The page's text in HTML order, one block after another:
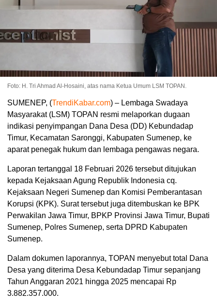
Foto: H. Tri Ahmad Al-Hosaini, atas nama Ketua Umum LSM TOPAN.
SUMENEP, (TrendiKabar.com) – Lembaga Swadaya
Masyarakat (LSM) TOPAN resmi melaporkan dugaan
indikasi penyimpangan Dana Desa (DD) Kebundadap
Timur, Kecamatan Saronggi, Kabupaten Sumenep, ke
aparat penegak hukum dan lembaga pengawas negara.
Laporan tertanggal 18 Februari 2026 tersebut ditujukan
kepada Kejaksaan Agung Republik Indonesia cq.
Kejaksaan Negeri Sumenep dan Komisi Pemberantasan
Korupsi (KPK). Surat tersebut juga ditembuskan ke BPK
Perwakilan Jawa Timur, BPKP Provinsi Jawa Timur, Bupati
Sumenep, Polres Sumenep, serta DPRD Kabupaten
Sumenep.
Dalam dokumen laporannya, TOPAN menyebut total Dana
Desa yang diterima Desa Kebundadap Timur sepanjang
Tahun Anggaran 2021 hingga 2025 mencapai Rp
3.882.357.000.